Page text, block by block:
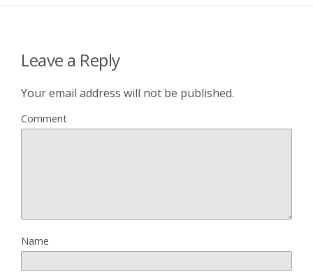
Leave a Reply
Your email address will not be published.
Comment
Name